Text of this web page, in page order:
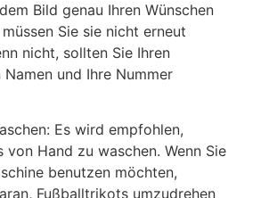
Bild genau Ihren Wünschen
Sie sie nicht erneut
nicht, sollten Sie Ihren
und Ihre Nummer
Es wird empfohlen,
von Hand zu waschen. Wenn Sie
benutzen möchten,
Fußballtrikots umzudrehen